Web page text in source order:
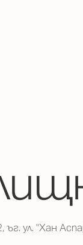
ъг. ул. "Хан